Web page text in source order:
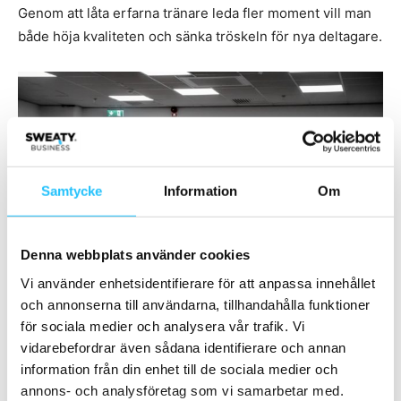
Samtycke Information Om
Denna webbplats använder cookies
Vi använder enhetsidentifierare för att anpassa innehållet
och annonserna till användarna, tillhandahålla funktioner
för sociala medier och analysera vår trafik. Vi
vidarebefordrar även sådana identifierare och annan
information från din enhet till de sociala medier och
annons- och analysföretag som vi samarbetar med.
Genom att låta erfarna tränare leda fler moment vill man
både höja kvaliteten och sänka tröskeln för nya deltagare.
PT-kollegan Emil coachar helt vanliga människor som vill träna kampsport.
FSA:s prioritering är inte att ta fram tävlande kampsportare, utan mer att